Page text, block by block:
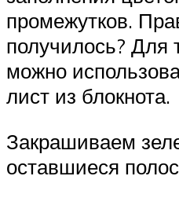
промежутков.
получилось? Для
можно
лист из блокнота.
Закрашиваем
оставшиеся